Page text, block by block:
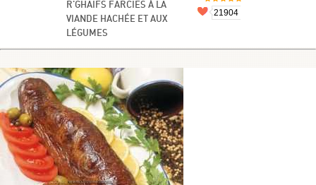
R'GHAIFS FARCIES À LA
VIANDE HACHÉE ET AUX
LÉGUMES
21904